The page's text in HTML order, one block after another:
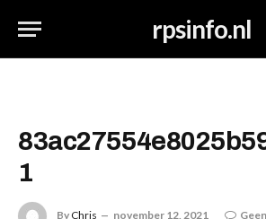
rpsinfo.nl
1
By Chris november 12, 2021